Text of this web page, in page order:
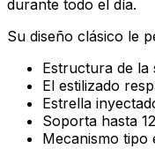
durante todo el día.
Su diseño clásico le
Estructura de la
El estilizado
Estrella
Soporta hasta
Mecanismo tipo